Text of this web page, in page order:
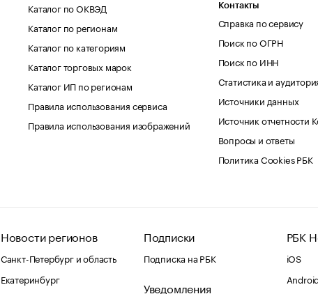
Каталог по ОКВЭД
Каталог по регионам
Каталог по категориям
Каталог торговых марок
Каталог ИП по регионам
Правила использования сервиса
Правила использования изображений
Контакты
Справка по сервису
Поиск по ОГРН
Поиск по ИНН
Статистика и
Источники данных
Источник отчетности
Вопросы и ответы
Политика Cookies РБК
Новости регионов
Санкт-Петербург и область
Екатеринбург
Подписки
Подписка на РБК
Уведомления
РБК
iOS